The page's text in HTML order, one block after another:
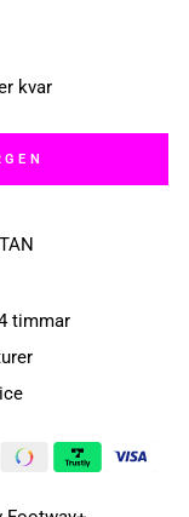
kvar
timmar